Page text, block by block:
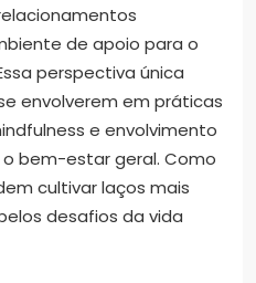
de apoio para o
perspectiva única
envolverem em práticas
e envolvimento
bem-estar geral. Como
cultivar laços mais
desafios da vida